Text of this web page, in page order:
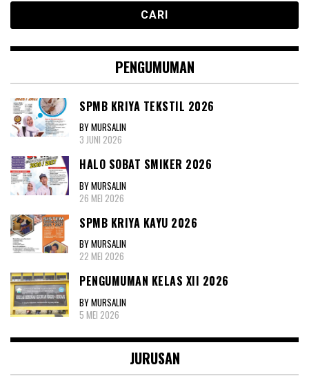
PENGUMUMAN
SPMB KRIYA TEKSTIL 2026
BY MURSALIN
3 JUNI 2026
HALO SOBAT SMIKER 2026
BY MURSALIN
26 MEI 2026
SPMB KRIYA KAYU 2026
BY MURSALIN
22 MEI 2026
PENGUMUMAN KELAS XII 2026
BY MURSALIN
5 MEI 2026
JURUSAN